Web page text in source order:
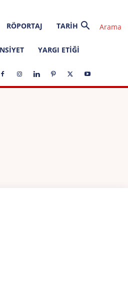
RÖPORTAJ TARIH
YARGI ETIĞI